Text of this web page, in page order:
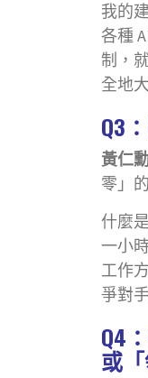
我的
各種
制，
全地
Q3
黃仁
零」
什麼
一小
工作
爭對
Q4
或